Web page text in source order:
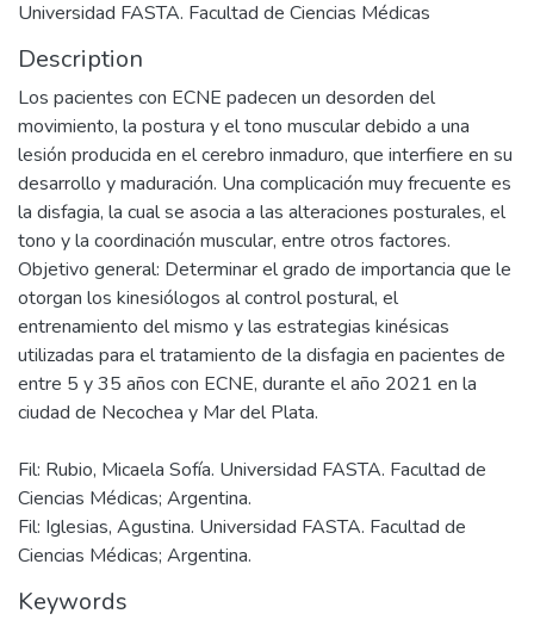
Universidad FASTA. Facultad de Ciencias Médicas
Description
Los pacientes con ECNE padecen un desorden del
movimiento, la postura y el tono muscular debido a una
lesión producida en el cerebro inmaduro, que interfiere en su
desarrollo y maduración. Una complicación muy frecuente es
la disfagia, la cual se asocia a las alteraciones posturales, el
tono y la coordinación muscular, entre otros factores.
Objetivo general: Determinar el grado de importancia que le
otorgan los kinesiólogos al control postural, el
entrenamiento del mismo y las estrategias kinésicas
utilizadas para el tratamiento de la disfagia en pacientes de
entre 5 y 35 años con ECNE, durante el año 2021 en la
Fil: Rubio, Micaela Sofía. Universidad FASTA. Facultad de
Ciencias Médicas; Argentina.
Fil: Iglesias, Agustina. Universidad FASTA. Facultad de
Ciencias Médicas; Argentina.
Keywords